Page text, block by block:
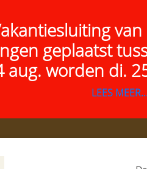
geplaatst
aug. worden di.
LEES